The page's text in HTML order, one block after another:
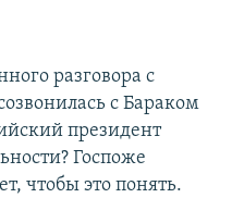
разговора с
с Бараком
президент
Госпоже
чтобы это понять.